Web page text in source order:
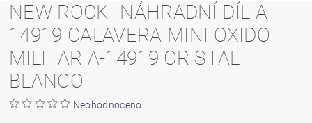
NEW ROCK -NÁHRADNÍ DÍL-A-
14919 CALAVERA MINI OXIDO
MILITAR A-14919 CRISTAL
BLANCO
Neohodnoceno